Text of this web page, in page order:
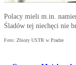
Polacy mieli m.in.
Śladów tej niechęci nie
Foto: Zbiory USTR w Pradze